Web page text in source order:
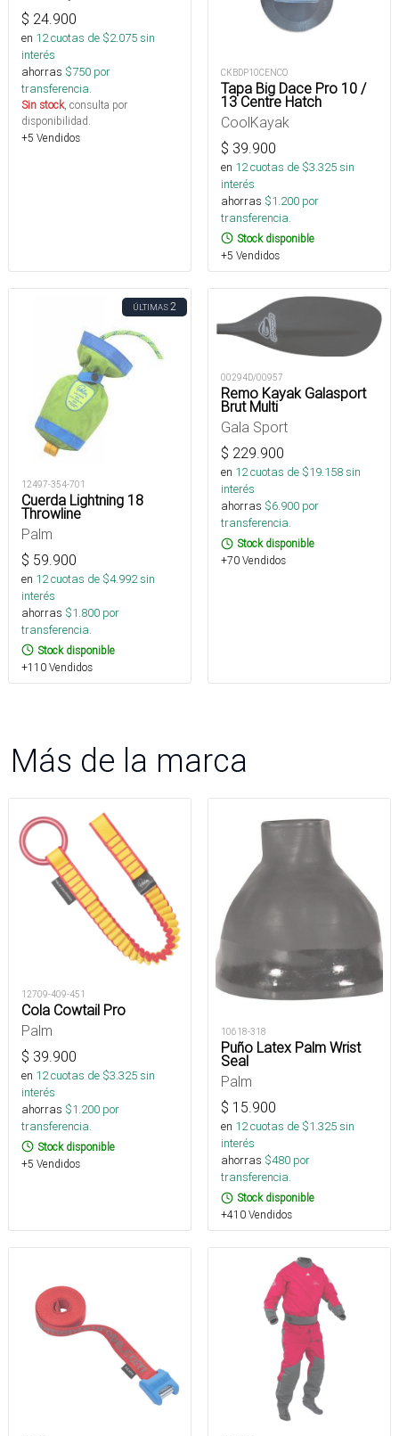
$ 24.900
en 12cuotas de $2.075sin
interés
ahorras $750 por
transferencia.
Sin stock, consulta por
disponibilidad.
+5 Vendidos
CKBDP10CENCO
Tapa Big Dace Pro 10 /
13 Centre Hatch
CoolKayak
$ 39.900
en 12cuotas de $3.325sin
interés
ahorras $1.200 por
transferencia.
Stock disponible
+5 Vendidos
ÚLTIMAS2
12497-354-701
Cuerda Lightning 18
Throwline
Palm
$ 59.900
en 12cuotas de $4.992sin
interés
ahorras $1.800 por
transferencia.
Stock disponible
+110 Vendidos
00294D/00957
Remo Kayak Galasport
Brut Multi
Gala Sport
$ 229.900
en 12cuotas de $19.158sin
interés
ahorras $6.900 por
transferencia.
Stock disponible
+70 Vendidos
Más de la marca
12709-409-451
Cola Cowtail Pro
Palm
$ 39.900
en 12cuotas de $3.325sin
interés
ahorras $1.200 por
transferencia.
Stock disponible
+5 Vendidos
10618-318
Puño Latex Palm Wrist
Seal
Palm
$ 15.900
en 12cuotas de $1.325sin
interés
ahorras $480 por
transferencia.
Stock disponible
+410 Vendidos